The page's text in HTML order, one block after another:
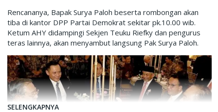
Rencananya, Bapak Surya Paloh beserta rombongan akan
tiba di kantor DPP Partai Demokrat sekitar pk.10.00 wib.
Ketum AHY didampingi Sekjen Teuku Riefky dan pengurus
teras lainnya, akan menyambut langsung Pak Surya Paloh.
SELENGKAPNYA